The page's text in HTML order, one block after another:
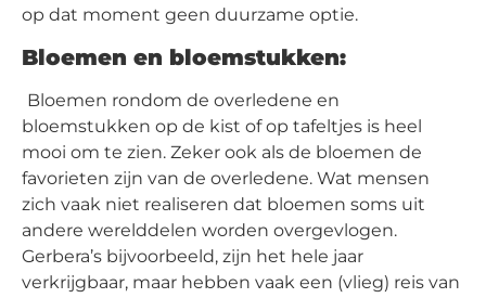
op dat moment geen duurzame optie.
Bloemen en bloemstukken:
Bloemen rondom de overledene en
bloemstukken op de kist of op tafeltjes is heel
mooi om te zien. Zeker ook als de bloemen de
favorieten zijn van de overledene. Wat mensen
zich vaak niet realiseren dat bloemen soms uit
andere werelddelen worden overgevlogen.
Gerbera’s bijvoorbeeld, zijn het hele jaar
verkrijgbaar, maar hebben vaak een (vlieg) reis van